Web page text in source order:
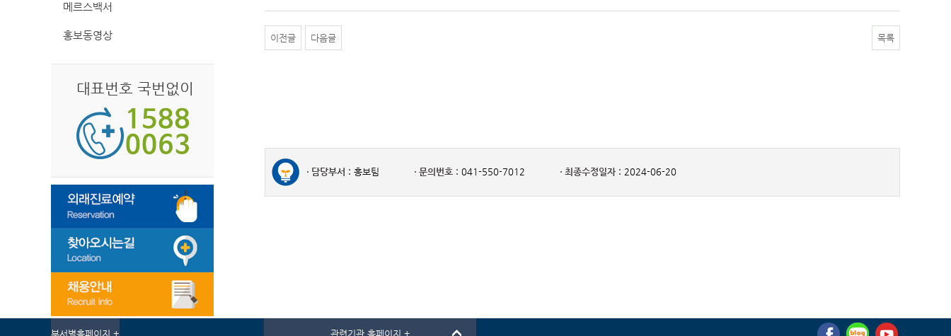
메르스백서
홍보동영상
대표번호 국번없이
이전글 다음글 목록
담당부서 : 홍보팀 문의번호 : 041-550-7012 최종수정일자 : 2024-06-20
부서별홈페이지 + 관련기관 홈페이지 +